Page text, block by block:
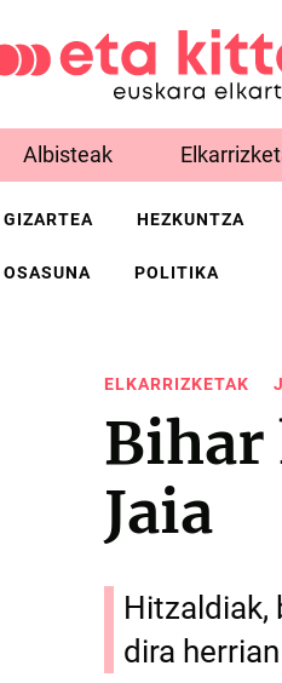
Albisteak
GIZARTEA HEZKUNTZA
OSASUNA POLITIKA
ELKARRIZKETAK
Bihar
Jaia
Hitzaldiak,
dira